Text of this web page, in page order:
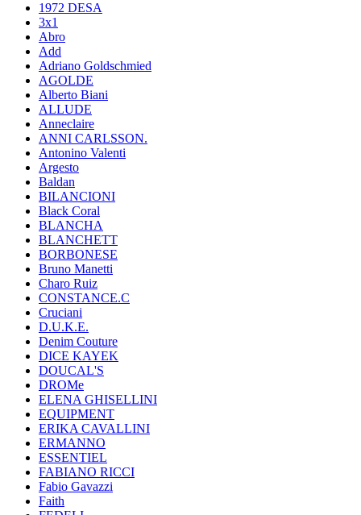
1972 DESA
3x1
Abro
Add
Adriano Goldschmied
AGOLDE
Alberto Biani
ALLUDE
Anneclaire
ANNI CARLSSON.
Antonino Valenti
Argesto
Baldan
BILANCIONI
Black Coral
BLANCHA
BLANCHETT
BORBONESE
Bruno Manetti
Charo Ruiz
CONSTANCE.C
Cruciani
D.U.K.E.
Denim Couture
DICE KAYEK
DOUCAL'S
DROMe
ELENA GHISELLINI
EQUIPMENT
ERIKA CAVALLINI
ERMANNO
ESSENTIEL
FABIANO RICCI
Fabio Gavazzi
Faith